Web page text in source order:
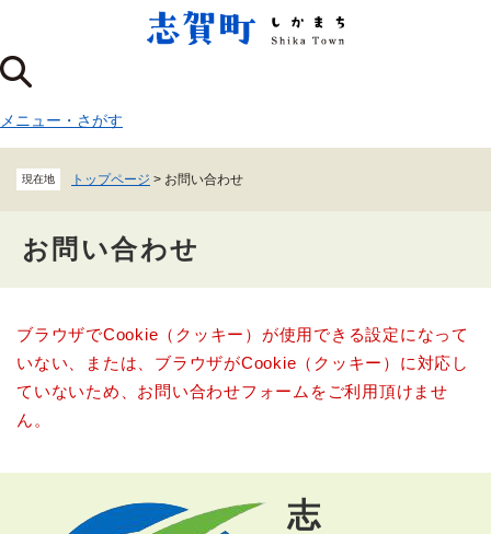
ジ
の
頭
で
メニューを飛ばして本文へ
メニュー ・ さがす
現在地 トップページ > お問い合わせ
お問い合わせ
文
ブラウザでCookie（クッキー）が使用できる設定になって
いない、または、ブラウザがCookie（クッキー）に対応し
ていないため、お問い合わせフォームをご利用頂けませ
ん。
志